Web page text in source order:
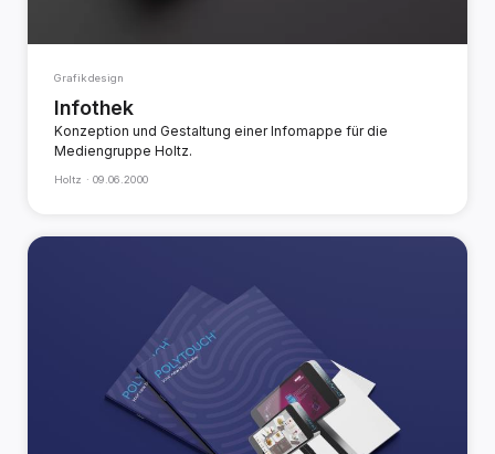
Grafikdesign
Infothek
Konzeption und Gestaltung einer Infomappe für die
Mediengruppe Holtz.
Holtz · 09.06.2000